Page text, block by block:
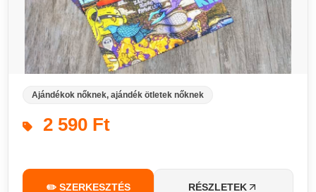
Ajándékok nőknek, ajándék ötletek nőknek
2 590 Ft
✏️ SZERKESZTÉS RÉSZLETEK